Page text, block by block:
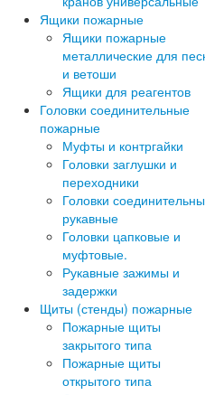
Ящики пожарные
Ящики пожарные
металлические для
и ветоши
Ящики для реагентов
Головки соединительные
пожарные
Муфты и контргайки
Головки заглушки и
переходники
Головки
рукавные
Головки цапковые и
муфтовые.
Рукавные зажимы и
задержки
Щиты (стенды) пожарные
Пожарные щиты
закрытого типа
Пожарные щиты
открытого типа